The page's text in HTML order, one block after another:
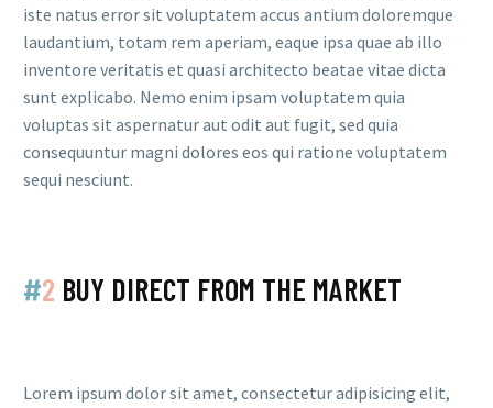
iste natus error sit voluptatem accus antium doloremque
laudantium, totam rem aperiam, eaque ipsa quae ab illo
inventore veritatis et quasi architecto beatae vitae dicta
sunt explicabo. Nemo enim ipsam voluptatem quia
voluptas sit aspernatur aut odit aut fugit, sed quia
consequuntur magni dolores eos qui ratione voluptatem
sequi nesciunt.
#2 BUY DIRECT FROM THE MARKET
Lorem ipsum dolor sit amet, consectetur adipisicing elit,